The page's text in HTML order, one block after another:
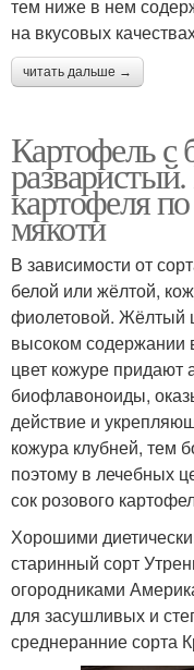
тем ниже в нем
на вкусовых
читать дальше →
Картофель с
картофеля
мякоти
В зависимости от
белой или жёлтой,
фиолетовой. Жёлтый
высоком содержании
цвет кожуре
биофлавоноиды,
действие и
кожура клубней, тем
поэтому в лечебных
сок розового
Хорошими
старинный сорт
огородниками
для засушливых и
среднеранние сорта